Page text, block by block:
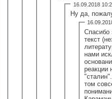
16.09.2018
Ну да,
Спасибо
текст
нами
реакции
том